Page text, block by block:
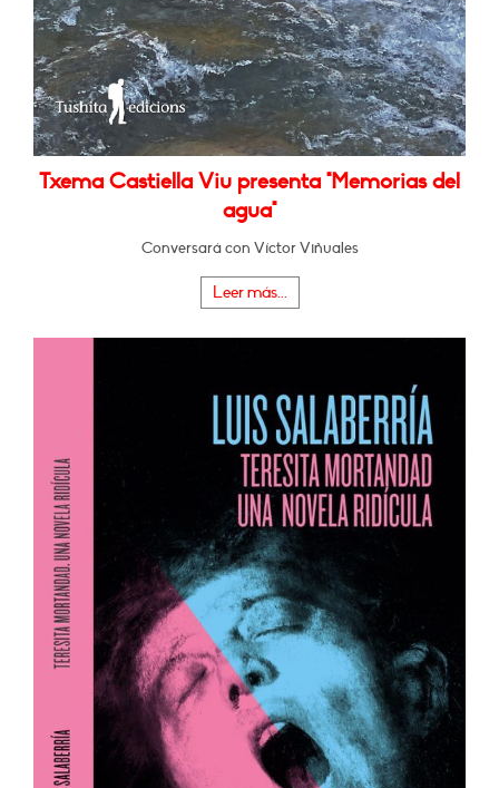
Txema Castiella Viu presenta "Memorias del
agua"
Conversará con Víctor Viñuales
Leer más...